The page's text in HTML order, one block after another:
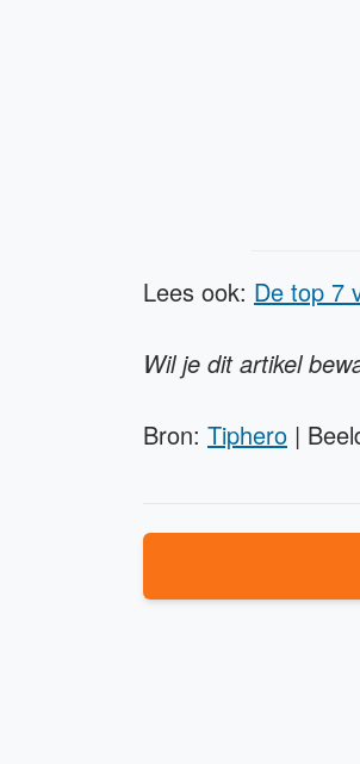
Lees ook: De top 7
Wil je dit artikel
Bron: Tiphero |